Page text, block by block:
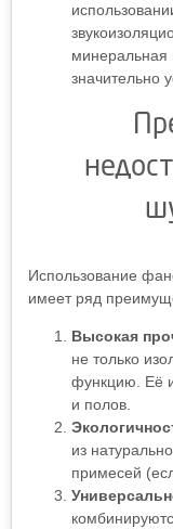
минеральная
значительно
Использование
имеет ряд
Высокая
не только
функцию. Её
и полов.
из
примесей